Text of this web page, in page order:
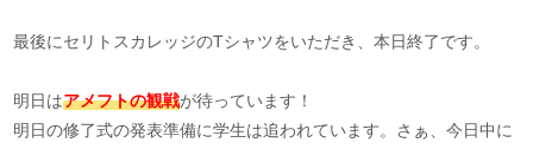
最後にセリトスカレッジのTシャツをいただき、本日終了です。
明日はアメフトの観戦が待っています！
明日の修了式の発表準備に学生は追われています。さぁ、今日中に